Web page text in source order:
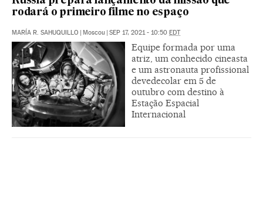
rodará o primeiro filme no espaço
MARÍA R. SAHUQUILLO | Moscou | SEP 17, 2021 - 10:50 EDT
Equipe formada por uma
atriz, um conhecido cineasta
e um astronauta profissional
devedecolar em 5 de
outubro com destino à
Estação Espacial
Internacional